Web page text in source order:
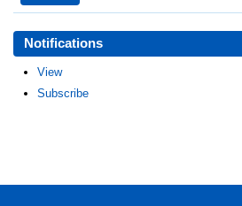
Notifications
View
Subscribe